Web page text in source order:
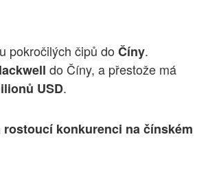
pokročilých čipů do Číny.
do Číny, a přestože má
USD.
konkurenci na čínském